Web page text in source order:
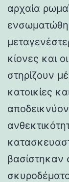
αρχαία
κίονες και
στηρίζουν
κατοικίες
βασίστηκαν